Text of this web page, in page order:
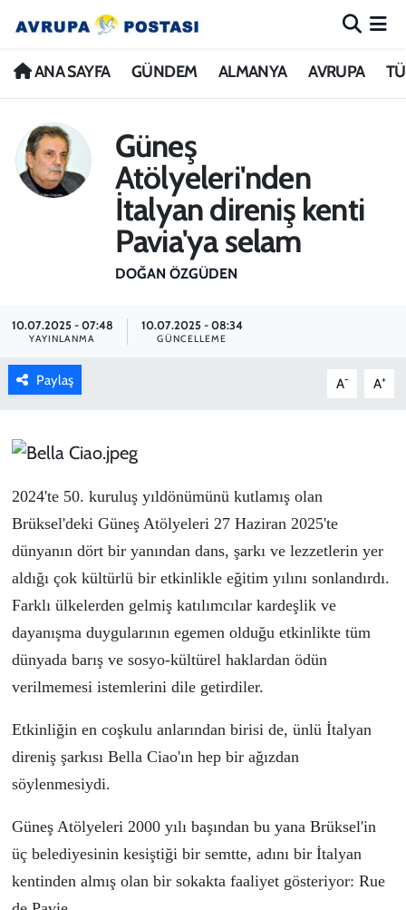
ANA SAYFA GÜNDEM ALMANYA AVRUPA
Güneş
Atölyeleri'nden
İtalyan direniş kenti
Pavia'ya selam
DOĞAN ÖZGÜDEN
10.07.2025 - 07:48
YAYINLANMA
10.07.2025 - 08:34
GÜNCELLEME
Paylaş A- A+
2024'te 50. kuruluş yıldönümünü kutlamış olan
Brüksel'deki Güneş Atölyeleri 27 Haziran 2025'te
dünyanın dört bir yanından dans, şarkı ve lezzetlerin yer
aldığı çok kültürlü bir etkinlikle eğitim yılını sonlandırdı.
Farklı ülkelerden gelmiş katılımcılar kardeşlik ve
dayanışma duygularının egemen olduğu etkinlikte tüm
dünyada barış ve sosyo-kültürel haklardan ödün
verilmemesi istemlerini dile getirdiler.
Etkinliğin en coşkulu anlarından birisi de, ünlü İtalyan
direniş şarkısı Bella Ciao'ın hep bir ağızdan
söylenmesiydi.
Güneş Atölyeleri 2000 yılı başından bu yana Brüksel'in
üç belediyesinin kesiştiği bir semtte, adını bir İtalyan
kentinden almış olan bir sokakta faaliyet gösteriyor: Rue
ANA SAYFA
ALMANYA
KÜLTÜR
SPOR
Nöbetçi Eczaneler
İstanbul Namaz Vakitleri
Trafik Durumu
Avrupa Ligi Puan Durumu ve Fikstür
Son Dakika Haberleri
Haber Arşivi